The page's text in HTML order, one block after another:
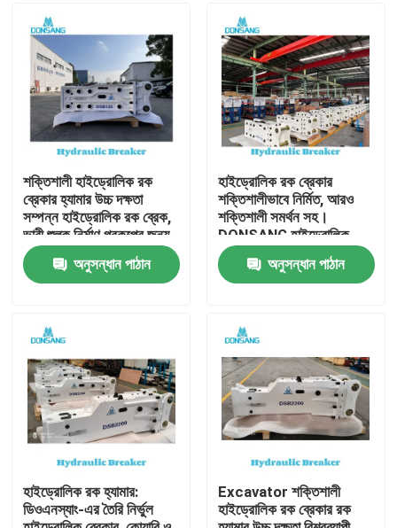
বাড়ি
VR প্রদর্শন
শক্তিশালী হাইড্রোলিক রক
ব্রেকার হ্যামার উচ্চ দক্ষতা
সম্পন্ন হাইড্রোলিক রক ব্রেক,
ভারী শুল্ক নির্মাণ প্রকল্পের জন্য,
পাথর ভাঙ্গা থেকে পুনর্ব্যবহার
পর্যন্ত DONSANG বহুমুখী
হাইড্রোলিক ব্রেকার, OEM
অনুসন্ধান পাঠান
হাইড্রোলিক রক ব্রেকার
শক্তিশালীভাবে নির্মিত, আরও
শক্তিশালী সমর্থন সহ।
DONSANG হাইড্রোলিক
ব্রেকার, ২৪/৭ বিশেষজ্ঞ সহায়তা
সহ। হাইড্রোলিক রক হ্যামার
অ্যাটাচমেন্ট, নির্মাণ যন্ত্রাংশ
অনুসন্ধান পাঠান
হাইড্রোলিক রক হ্যামার:
ডিওএনস্যাং-এর তৈরি নির্ভুল
Excavator শক্তিশালী
হাইড্রোলিক রক ব্রেকার রক